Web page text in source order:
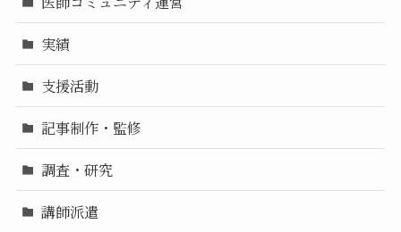
実績
支援活動
記事制作・監修
調査・研究
講師派遣